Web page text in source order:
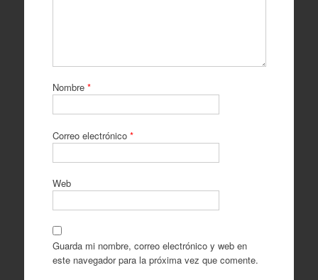
Nombre *
Correo electrónico *
Web
Guarda mi nombre, correo electrónico y web en
este navegador para la próxima vez que comente.